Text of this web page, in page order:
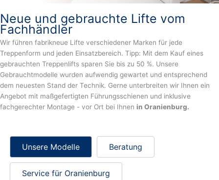
Neue und gebrauchte Lifte vom
Fachhändler
Wir führen fabrikneue Lifte verschiedener Marken für jede
Treppenform und jeden Einsatzbereich. Tipp: Mit dem Kauf eines
gebrauchten Treppenlifts sparen Sie bis zu 50 %. Unsere
Gebrauchtmodelle wurden aufwendig gewartet und entsprechend
dem neuesten Stand der Technik. Gerne unterbreiten wir Ihnen ein
Angebot mit maßgefertigten Führungsschienen und inklusive
fachgerechter Montage - vor Ort bei Ihnen in Oranienburg.
Unsere Modelle Beratung
Service für Oranienburg